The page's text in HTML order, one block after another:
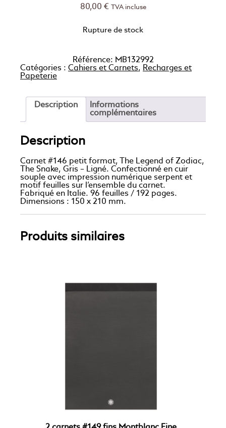
80,00 € TVA incluse
Rupture de stock
Référence: MB132992
Catégories : Cahiers et Carnets, Recharges et
Papeterie
Description
Informations
complémentaires
Description
Carnet #146 petit format, The Legend of Zodiac,
The Snake, Gris – Ligné. Confectionné en cuir
souple avec impression numérique serpent et
motif feuilles sur l’ensemble du carnet.
Fabriqué en Italie. 96 feuilles / 192 pages.
Dimensions : 150 x 210 mm.
Produits similaires